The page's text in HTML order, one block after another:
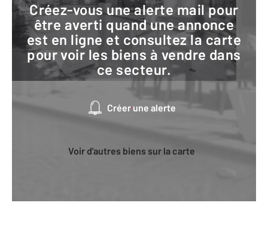
Créez-vous une alerte mail pour
être averti quand une annonce
est en ligne et consultez la carte
pour voir les biens à vendre dans
ce secteur.
Créer une alerte
Voir d'autres biens sur la carte